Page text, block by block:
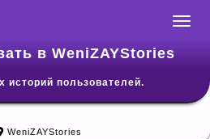
в WeniZAYStories
историй пользователей.
WeniZAYStories